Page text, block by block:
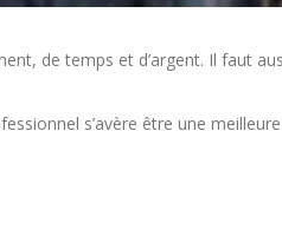
de temps et d’argent. Il faut
s’avère être une meilleure